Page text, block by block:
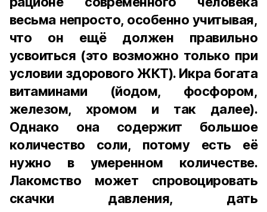
весьма непросто, особенно учитывая,
что он ещё должен правильно
усвоиться (это возможно только при
условии здорового ЖКТ). Икра богата
витаминами (йодом, фосфором,
железом, хромом и так далее).
Однако она содержит большое
количество соли, потому есть её
нужно в умеренном количестве.
Лакомство может спровоцировать
скачки давления, дать